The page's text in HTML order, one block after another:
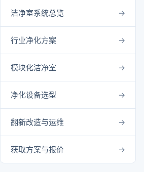
洁净室系统总览
行业净化方案
模块化洁净室
净化设备选型
翻新改造与运维
获取方案与报价